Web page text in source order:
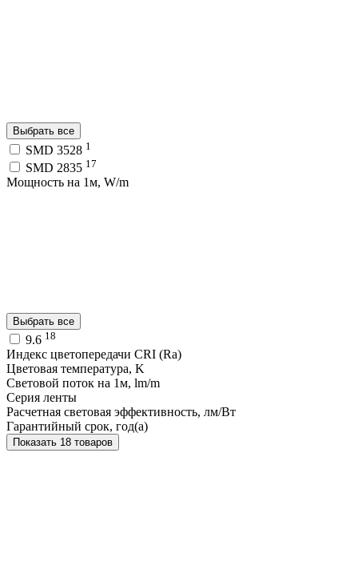
Выбрать все
SMD 3528 1
SMD 2835 17
Мощность на 1м, W/m
Выбрать все
9.6 18
Индекс цветопередачи CRI (Ra)
Цветовая температура, K
Световой поток на 1м, lm/m
Серия ленты
Расчетная световая эффективность, лм/Вт
Гарантийный срок, год(а)
Показать 18 товаров